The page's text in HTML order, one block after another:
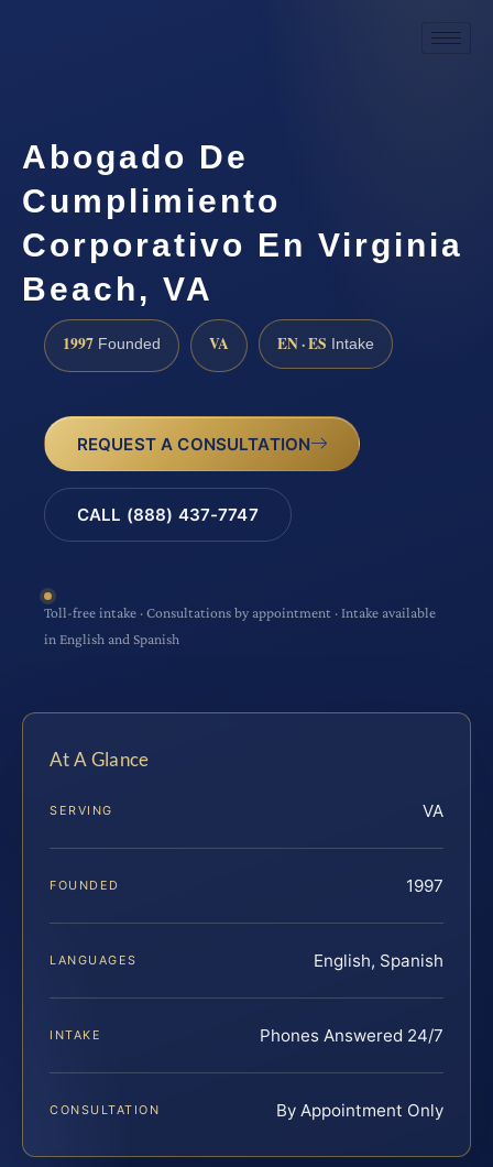
Abogado De
Cumplimiento
Corporativo En Virginia
Beach, VA
1997 Founded VA EN · ES Intake
REQUEST A CONSULTATION
CALL (888) 437-7747
Toll-free intake · Consultations by appointment · Intake available
in English and Spanish
At A Glance
SERVING VA
FOUNDED 1997
LANGUAGES English, Spanish
INTAKE Phones Answered 24/7
CONSULTATION By Appointment Only